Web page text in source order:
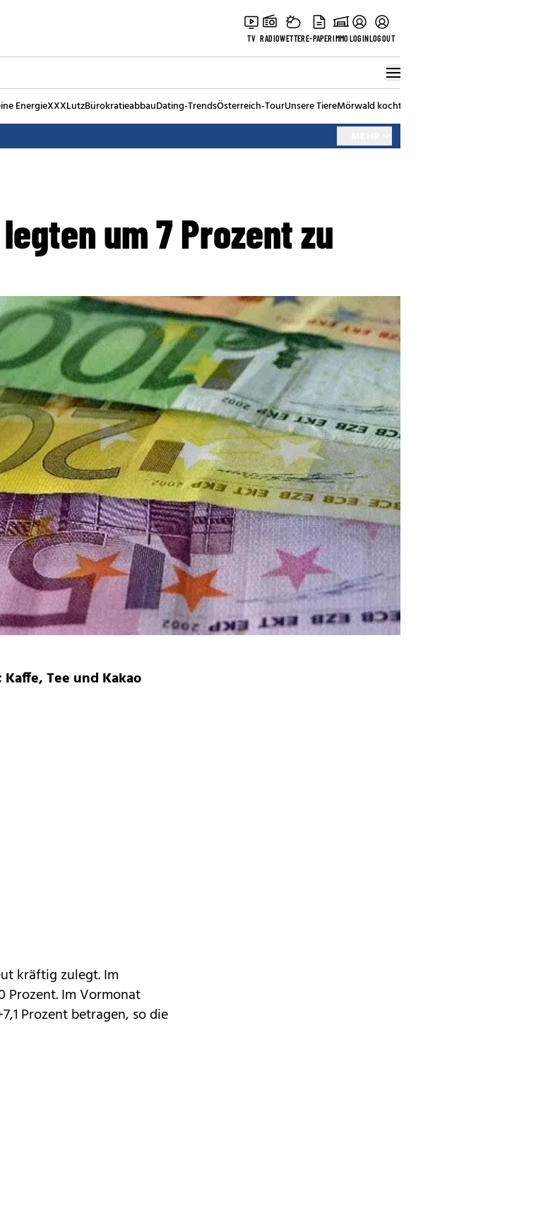
TV RADIOWETTERE-PAPERIMMOLOGINLOGOUT
EnergieXXXLutzBürokratieabbauDating-TrendsÖsterreich-TourUnsere TiereMörwald kocht
um 7 Prozent zu
Tee und Kakao
kräftig zulegt. Im
Prozent. Im Vormonat
Prozent betragen, so die